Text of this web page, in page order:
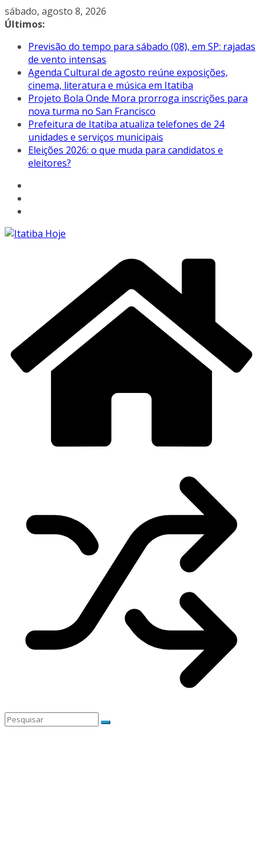
Pular
para
conteúdo
sábado, agosto 8, 2026
Últimos:
Previsão do tempo para sábado (08), em SP: rajadas
de vento intensas
Agenda Cultural de agosto reúne exposições,
cinema, literatura e música em Itatiba
Projeto Bola Onde Mora prorroga inscrições para
nova turma no San Francisco
Prefeitura de Itatiba atualiza telefones de 24
unidades e serviços municipais
Eleições 2026: o que muda para candidatos e
eleitores?